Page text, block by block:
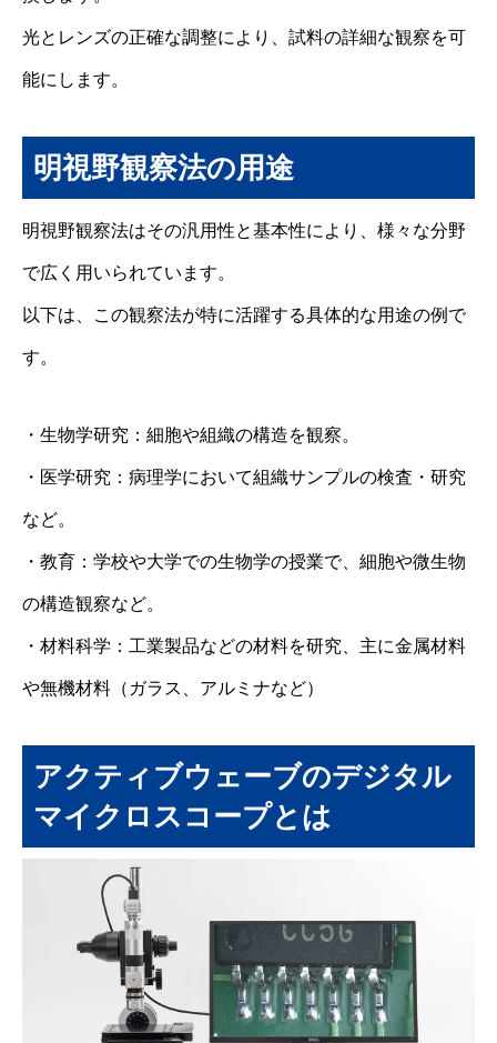
光とレンズの正確な調整により、試料の詳細な観察を可
能にします。
明視野観察法の用途
明視野観察法はその汎用性と基本性により、様々な分野
で広く用いられています。
以下は、この観察法が特に活躍する具体的な用途の例で
す。
・生物学研究：細胞や組織の構造を観察。
・医学研究：病理学において組織サンプルの検査・研究
など。
・教育：学校や大学での生物学の授業で、細胞や微生物
の構造観察など。
・材料科学：工業製品などの材料を研究、主に金属材料
や無機材料（ガラス、アルミナなど）
アクティブウェーブのデジタル
マイクロスコープとは